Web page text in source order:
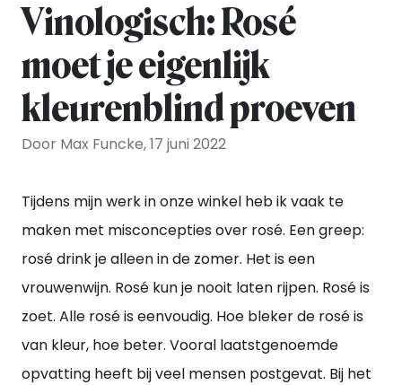
Vinologisch: Rosé
moet je eigenlijk
kleurenblind proeven
Door Max Funcke, 17 juni 2022
Tijdens mijn werk in onze winkel heb ik vaak te
maken met misconcepties over rosé. Een greep:
rosé drink je alleen in de zomer. Het is een
vrouwenwijn. Rosé kun je nooit laten rijpen. Rosé is
zoet. Alle rosé is eenvoudig. Hoe bleker de rosé is
van kleur, hoe beter. Vooral laatstgenoemde
opvatting heeft bij veel mensen postgevat. Bij het